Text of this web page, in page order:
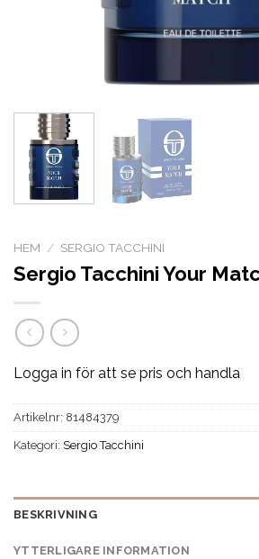
HEM / SERGIO TACCHINI
Sergio Tacchini Your
Logga in för att se pris och handla
Artikelnr: 81484379
Kategori: Sergio Tacchini
BESKRIVNING
YTTERLIGARE INFORMATION